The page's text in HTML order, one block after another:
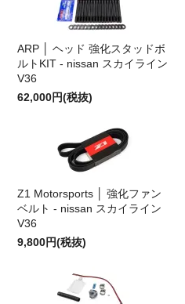
ARP │ ヘッド 強化スタッドボ
ルトKIT - nissan スカイライン
V36
62,000円(税抜)
Z1 Motorsports │ 強化ファン
ベルト - nissan スカイライン
V36
9,800円(税抜)